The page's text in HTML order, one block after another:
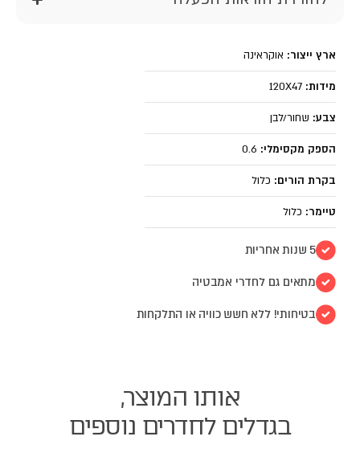
ארץ ייצור: אוקראינה
מידות: 120X47
צבע: שחור/לבן
הספק מקסימלי: 0.6
בקרת הורים: כלול
טיימר: כלול
5 שנות אחריות
מתאים גם לחדרי אמבטיה
בטיחותי! ללא חשש כוויה או התלקחות
אותו המוצר,
בגדלים לחדרים נוספים